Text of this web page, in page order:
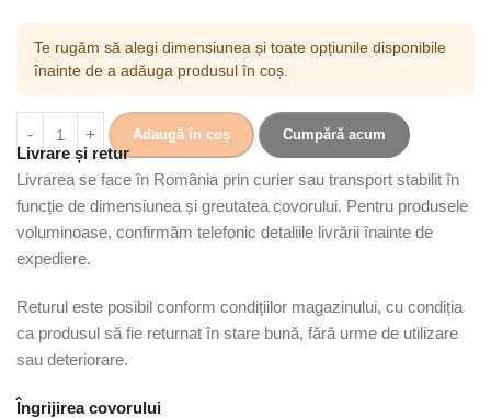
Te rugăm să alegi dimensiunea și toate opțiunile disponibile
înainte de a adăuga produsul în coș.
Adaugă în coș Cumpără acum
Livrare și retur
Livrarea se face în România prin curier sau transport stabilit în
funcție de dimensiunea și greutatea covorului. Pentru produsele
voluminoase, confirmăm telefonic detaliile livrării înainte de
expediere.
Returul este posibil conform condițiilor magazinului, cu condiția
ca produsul să fie returnat în stare bună, fără urme de utilizare
sau deteriorare.
Îngrijirea covorului